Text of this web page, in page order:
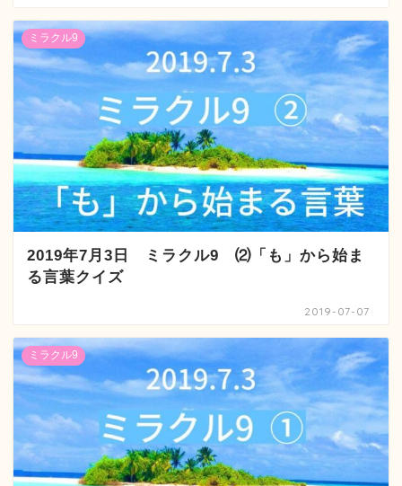
ミラクル9
2019年7月3日 ミラクル9 ⑵「も」から始ま
る言葉クイズ
2019-07-07
ミラクル9